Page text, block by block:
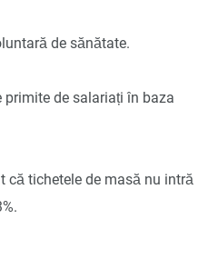
de sănătate.
de salariați în baza
că tichetele de masă nu intră